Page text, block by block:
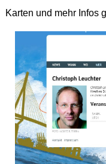
Karten und mehr Infos